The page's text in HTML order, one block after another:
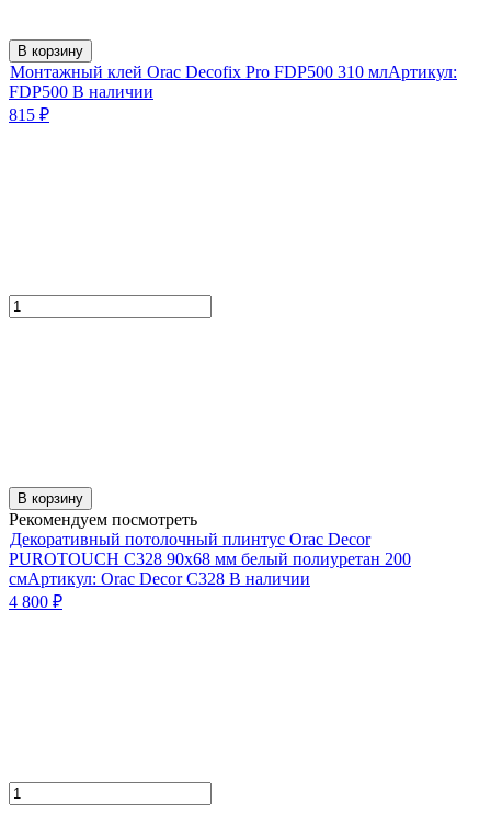
В корзину
Монтажный клей Orac Decofix Pro FDP500 310 млАртикул:
FDP500 В наличии
815 ₽
В корзину
Рекомендуем посмотреть
Декоративный потолочный плинтус Orac Decor
PUROTOUCH C328 90х68 мм белый полиуретан 200
смАртикул: Orac Decor C328 В наличии
4 800 ₽